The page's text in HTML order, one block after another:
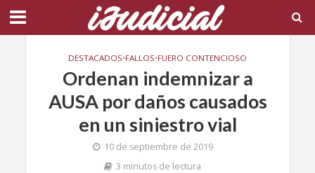
DESTACADOS•FALLOS•FUERO CONTENCIOSO
Ordenan indemnizar a
AUSA por daños causados
en un siniestro vial
10 de septiembre de 2019
3 minutos de lectura